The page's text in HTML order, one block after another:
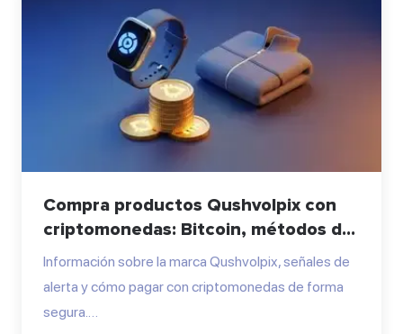
Compra productos Qushvolpix con
criptomonedas: Bitcoin, métodos d...
Información sobre la marca Qushvolpix, señales de
alerta y cómo pagar con criptomonedas de forma
segura.…